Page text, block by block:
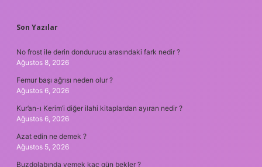
SIDEBAR
Son Yazılar
No frost ile derin dondurucu arasındaki fark nedir ?
Ağustos 8, 2026
Femur başı ağrısı neden olur ?
Ağustos 6, 2026
Kur’an-ı Kerim’i diğer ilahi kitaplardan ayıran nedir ?
Ağustos 6, 2026
Azat edin ne demek ?
Ağustos 5, 2026
Buzdolabında yemek kaç gün bekler ?